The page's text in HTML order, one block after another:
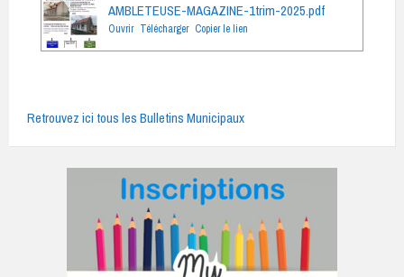
AMBLETEUSE-MAGAZINE-1trim-2025.pdf
Ouvrir Télécharger Copier le lien
Retrouvez ici tous les Bulletins Municipaux